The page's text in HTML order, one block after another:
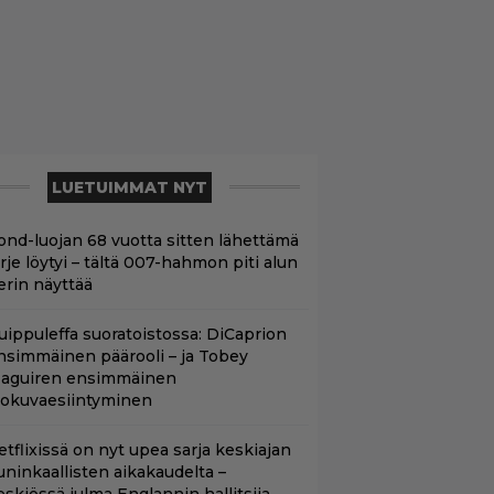
LUETUIMMAT NYT
luojan 68 vuotta sitten lähettämä
löytyi – tältä 007-hahmon piti alun
näyttää
suoratoistossa: DiCaprion
päärooli – ja Tobey
ensimmäinen
on nyt upea sarja keskiajan
aikakaudelta –